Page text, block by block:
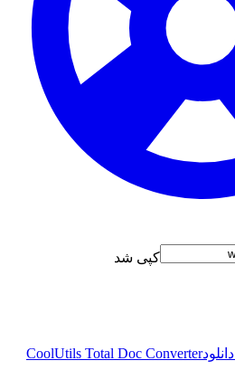
کپی شد
CoolUtils Total Doc Converter